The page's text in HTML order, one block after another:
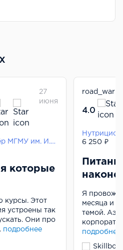
27
июня
Нутрициология (партнёр МГМУ им. И.М. Сеченова)
которые
курсы. Этот
устроены так
Они про
подробнее
4.0
6 250 ₽
Я провожу
месяца и
темой.
подробнее
Skillbox